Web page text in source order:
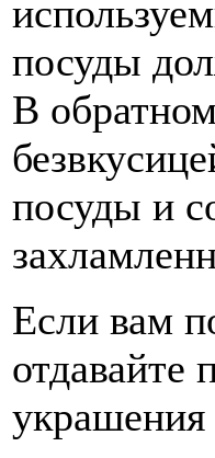
посуды
В
посуды и
Если вам
отдавайте
украшения